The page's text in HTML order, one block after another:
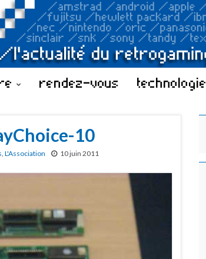
rendez-vous technologie
10
, L'Association 10 juin 2011